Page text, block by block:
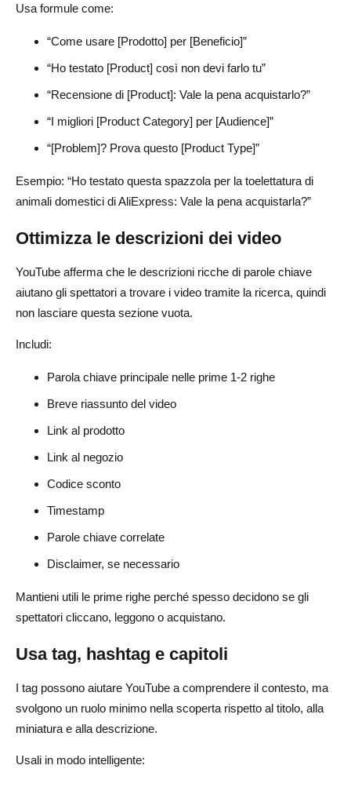
Usa formule come:
“Come usare [Prodotto] per [Beneficio]”
“Ho testato [Product] così non devi farlo tu”
“Recensione di [Product]: Vale la pena acquistarlo?”
“I migliori [Product Category] per [Audience]”
“[Problem]? Prova questo [Product Type]”
Esempio: “Ho testato questa spazzola per la toelettatura di
animali domestici di AliExpress: Vale la pena acquistarla?”
Ottimizza le descrizioni dei video
YouTube afferma che le descrizioni ricche di parole chiave
aiutano gli spettatori a trovare i video tramite la ricerca, quindi
non lasciare questa sezione vuota.
Includi:
Parola chiave principale nelle prime 1-2 righe
Breve riassunto del video
Link al prodotto
Link al negozio
Codice sconto
Timestamp
Parole chiave correlate
Disclaimer, se necessario
Mantieni utili le prime righe perché spesso decidono se gli
spettatori cliccano, leggono o acquistano.
Usa tag, hashtag e capitoli
I tag possono aiutare YouTube a comprendere il contesto, ma
svolgono un ruolo minimo nella scoperta rispetto al titolo, alla
miniatura e alla descrizione.
Usali in modo intelligente: